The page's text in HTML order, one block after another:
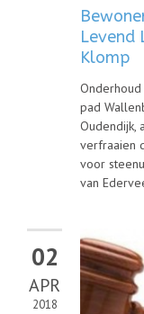
Levend
Klomp
pad
Oudendijk,
verfraaien
voor
van
02
APR
2018